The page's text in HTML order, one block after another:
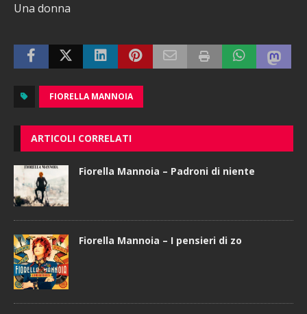
Una donna
FIORELLA MANNOIA
ARTICOLI CORRELATI
Fiorella Mannoia – Padroni di niente
Fiorella Mannoia – I pensieri di zo